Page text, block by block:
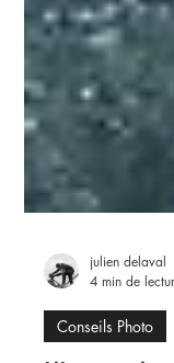
julien delaval
4 min de lecture